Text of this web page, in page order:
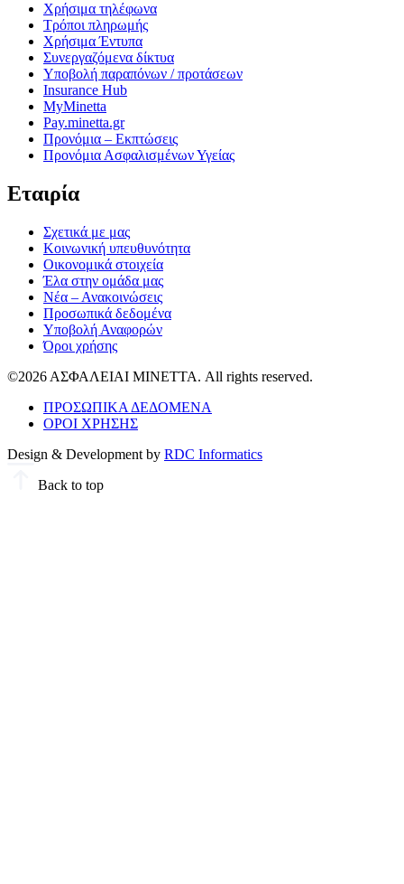
Χρήσιμα τηλέφωνα
Τρόποι πληρωμής
Χρήσιμα Έντυπα
Συνεργαζόμενα δίκτυα
Υποβολή παραπόνων / προτάσεων
Insurance Hub
MyMinetta
Pay.minetta.gr
Προνόμια – Εκπτώσεις
Προνόμια Ασφαλισμένων Υγείας
Εταιρία
Σχετικά με μας
Κοινωνική υπευθυνότητα
Οικονομικά στοιχεία
Έλα στην ομάδα μας
Νέα – Ανακοινώσεις
Προσωπικά δεδομένα
Υποβολή Αναφορών
Όροι χρήσης
©2026 ΑΣΦΑΛΕΙΑΙ ΜΙΝΕΤΤΑ. All rights reserved.
ΠΡΟΣΩΠΙΚΑ ΔΕΔΟΜΕΝΑ
ΟΡΟΙ ΧΡΗΣΗΣ
Design & Development by RDC Informatics
Back to top